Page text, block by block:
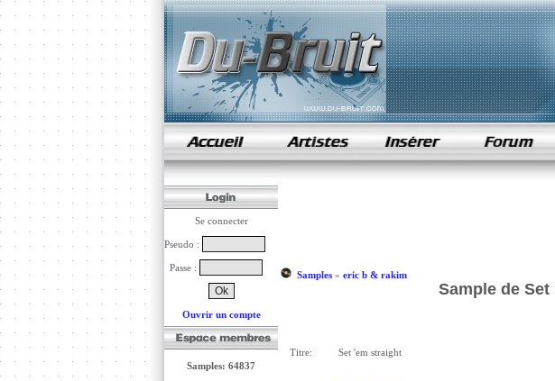
samples de rap
Se connecter
Pseudo :
Passe :
Ouvrir un compte
Samples: 64837
Samples» eric b & rakim
Sample de
Titre: Set 'em straight